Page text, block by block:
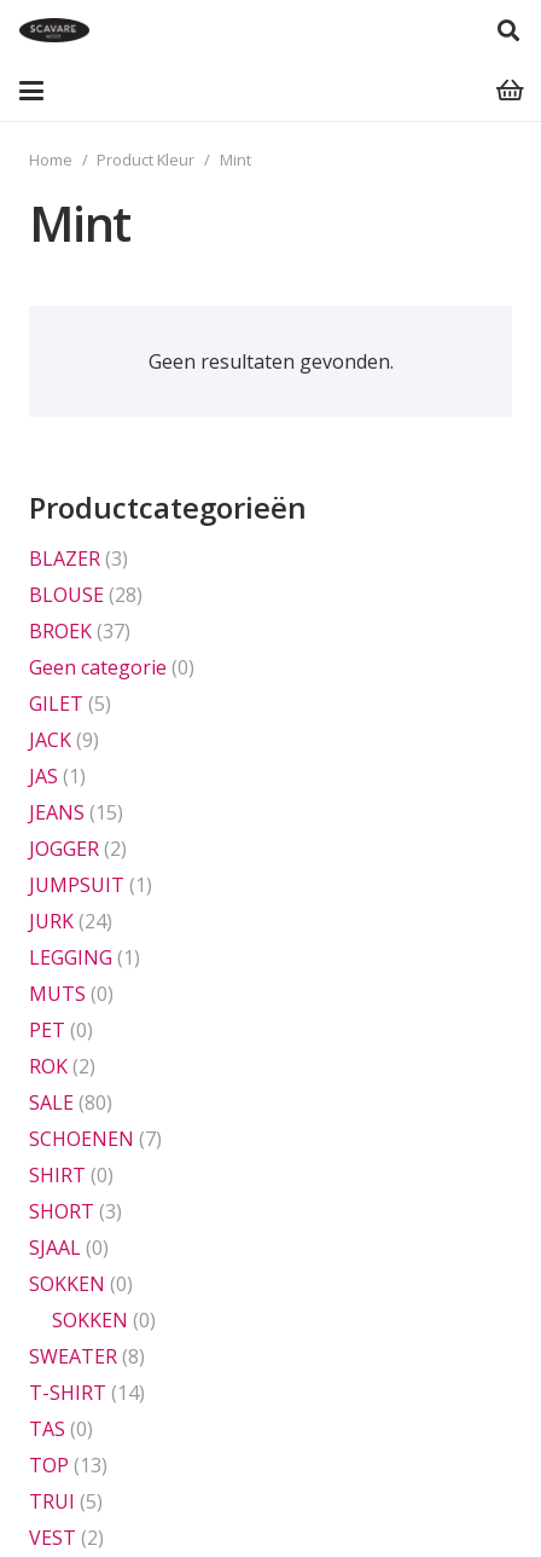
Home / Product Kleur / Mint
Mint
Geen resultaten gevonden.
Productcategorieën
BLAZER(3)
BLOUSE(28)
BROEK(37)
Geen categorie (0)
GILET (5)
JACK(9)
JAS (1)
JEANS (15)
JOGGER(2)
JUMPSUIT (1)
JURK(24)
LEGGING (1)
MUTS (0)
PET (0)
ROK(2)
SALE(80)
SCHOENEN (7)
SHIRT (0)
SHORT (3)
SJAAL(0)
SOKKEN (0)
SOKKEN (0)
SWEATER(8)
T-SHIRT (14)
TAS (0)
TOP (13)
TRUI (5)
VEST (2)